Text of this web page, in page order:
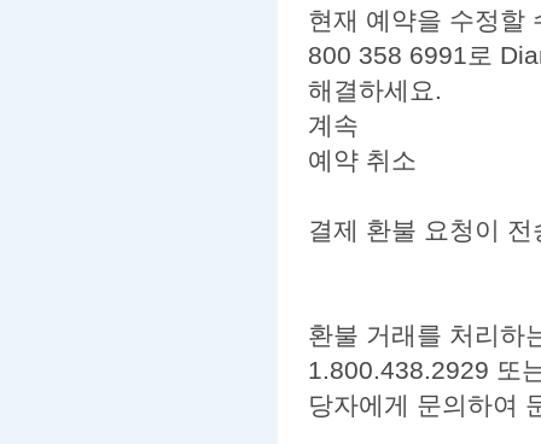
현재 예약을 수정할
800 358 6991로
해결하세요.
계속
예약 취소
결제 환불 요청이
환불 거래를 처리하
1.800.438.2929 또
당자에게 문의하여